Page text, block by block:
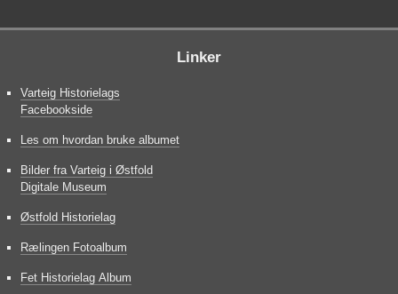
Linker
Varteig Historielags
Facebookside
Les om hvordan bruke albumet
Bilder fra Varteig i Østfold
Digitale Museum
Østfold Historielag
Rælingen Fotoalbum
Fet Historielag Album